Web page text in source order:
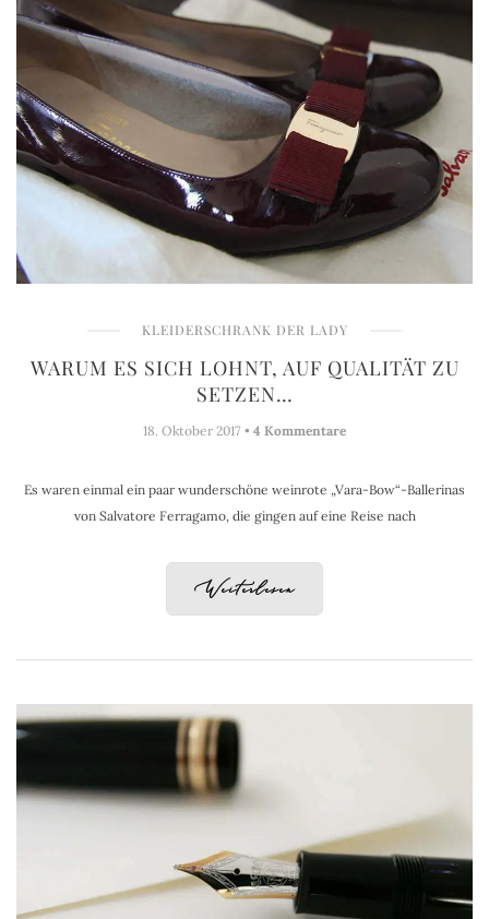
KLEIDERSCHRANK DER LADY
WARUM ES SICH LOHNT, AUF QUALITÄT ZU
SETZEN…
18. Oktober 2017 • 4 Kommentare
Es waren einmal ein paar wunderschöne weinrote „Vara-Bow“-Ballerinas
von Salvatore Ferragamo, die gingen auf eine Reise nach
Weiterlesen